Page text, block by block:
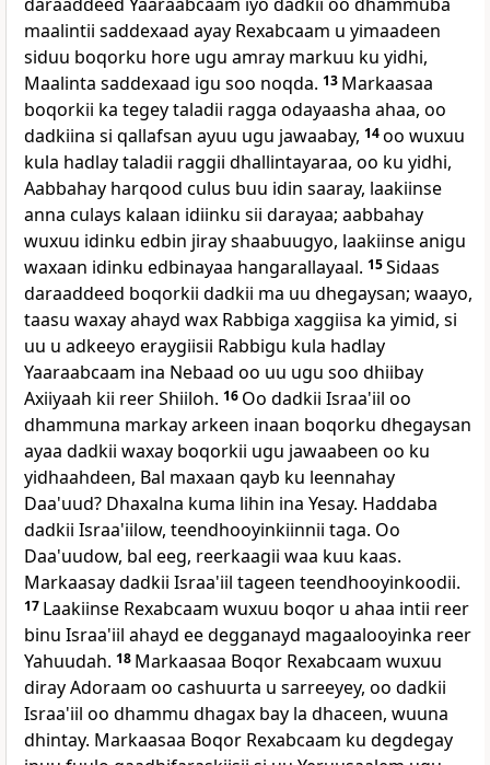
maalintii saddexaad ayay Rexabcaam u yimaadeen
siduu boqorku hore ugu amray markuu ku yidhi,
Maalinta saddexaad igu soo noqda. 13 Markaasaa
boqorkii ka tegey taladii ragga odayaasha ahaa, oo
dadkiina si qallafsan ayuu ugu jawaabay, 14oo wuxuu
kula hadlay taladii raggii dhallintayaraa, oo ku yidhi,
Aabbahay harqood culus buu idin saaray, laakiinse
anna culays kalaan idiinku sii darayaa; aabbahay
wuxuu idinku edbin jiray shaabuugyo, laakiinse anigu
waxaan idinku edbinayaa hangarallayaal. 15Sidaas
daraaddeed boqorkii dadkii ma uu dhegaysan; waayo,
taasu waxay ahayd wax Rabbiga xaggiisa ka yimid, si
uu u adkeeyo eraygiisii Rabbigu kula hadlay
Yaaraabcaam ina Nebaad oo uu ugu soo dhiibay
Axiiyaah kii reer Shiiloh. 16 Oo dadkii Israa'iil oo
dhammuna markay arkeen inaan boqorku dhegaysan
ayaa dadkii waxay boqorkii ugu jawaabeen oo ku
yidhaahdeen, Bal maxaan qayb ku leennahay
Daa'uud? Dhaxalna kuma lihin ina Yesay. Haddaba
dadkii Israa'iilow, teendhooyinkiinnii taga. Oo
Daa'uudow, bal eeg, reerkaagii waa kuu kaas.
Markaasay dadkii Israa'iil tageen teendhooyinkoodii.
17 Laakiinse Rexabcaam wuxuu boqor u ahaa intii reer
binu Israa'iil ahayd ee degganayd magaalooyinka reer
Yahuudah. 18 Markaasaa Boqor Rexabcaam wuxuu
diray Adoraam oo cashuurta u sarreeyey, oo dadkii
Israa'iil oo dhammu dhagax bay la dhaceen, wuuna
dhintay. Markaasaa Boqor Rexabcaam ku degdegay